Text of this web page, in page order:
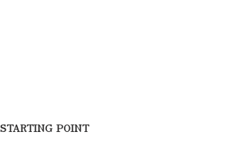
STARTING POINT